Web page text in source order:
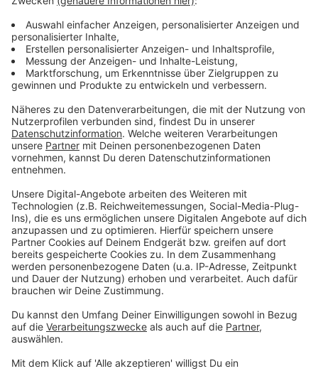
aktuellen Gesundheitspolitik. Einerseits sollen
Krankenhäuser effizienter werden und Krisenresilienz
aufbauen, andererseits würden ihnen gleichzeitig
Mittel entzogen.
Die Klinikvertreter sprechen von einem „nicht
zusammenpassenden Gesamtkonzept“. Investitions-
und Betriebskosten müssten aus ihrer Sicht besser
aufeinander abgestimmt werden.
Anzeige
Forderung nach finanzieller Absicherung
Anzeige
Die Krankenhausgesellschaft NRW fordert daher
Nachbesserungen am Gesetzentwurf. Insbesondere
dauerhaft vollständig gegenfinanziert werden.